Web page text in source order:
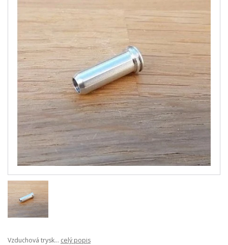
Vzduchová trysk... celý popis